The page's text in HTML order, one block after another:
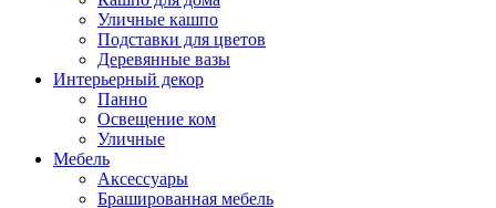
Уличные кашпо
Подставки для цветов
Деревянные вазы
Интерьерный декор
Панно
Освещение ком
Уличные
Мебель
Аксессуары
Брашированная мебель